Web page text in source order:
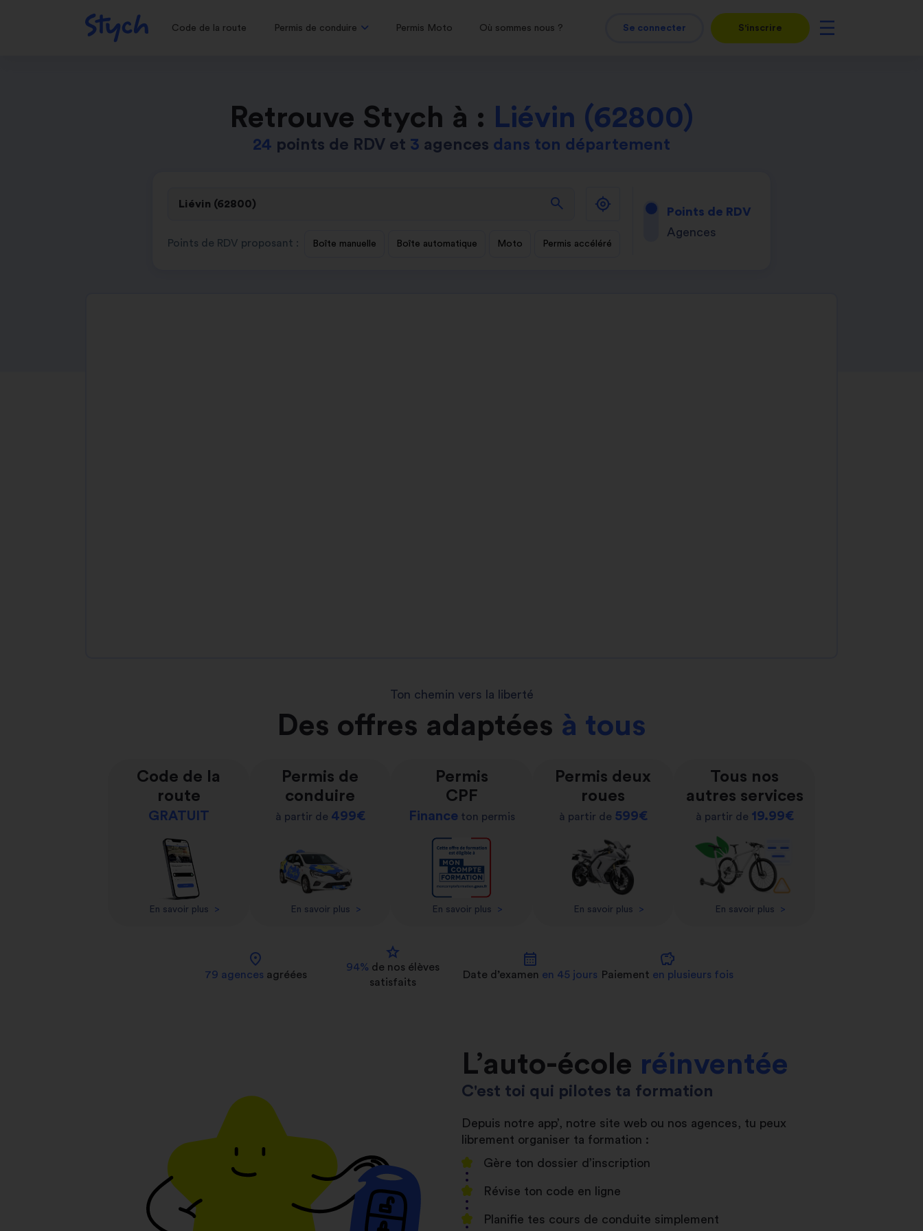
Code de la route Permis de conduire Permis Moto Où sommes nous ? Se connecter S'inscrire
Retrouve Stych à : Liévin (62800)
24 points de RDV et 3 agences dans ton département
search
Points de RDV proposant : Boîte manuelle Boîte automatique Moto Permis accéléré
Points de RDV
Agences
Ton chemin vers la liberté
Des offres adaptées à tous
Code de la
route
GRATUIT
En savoir plus >
Permis de
conduire
à partir de 499€
En savoir plus >
Permis
CPF
Financeton permis
En savoir plus >
Permis deux
roues
à partir de 599€
En savoir plus >
Tous nos
autres services
à partir de 19.99€
En savoir plus >
location_on
79 agences agréées
star
94% de nos élèves
satisfaits
calendar_month
Date d’examen en 45 jours
savings
Paiement en plusieurs fois
L’auto-école réinventée
C'est toi qui pilotes ta formation
Depuis notre app’, notre site web ou nos agences, tu peux
librement organiser ta formation :
Gère ton dossier d’inscription
Révise ton code en ligne
Planifie tes cours de conduite simplement